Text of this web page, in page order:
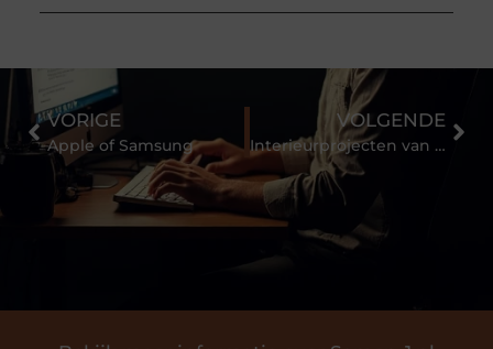
VORIGE
Apple of Samsung
VOLGENDE
Interieurprojecten van GRIP